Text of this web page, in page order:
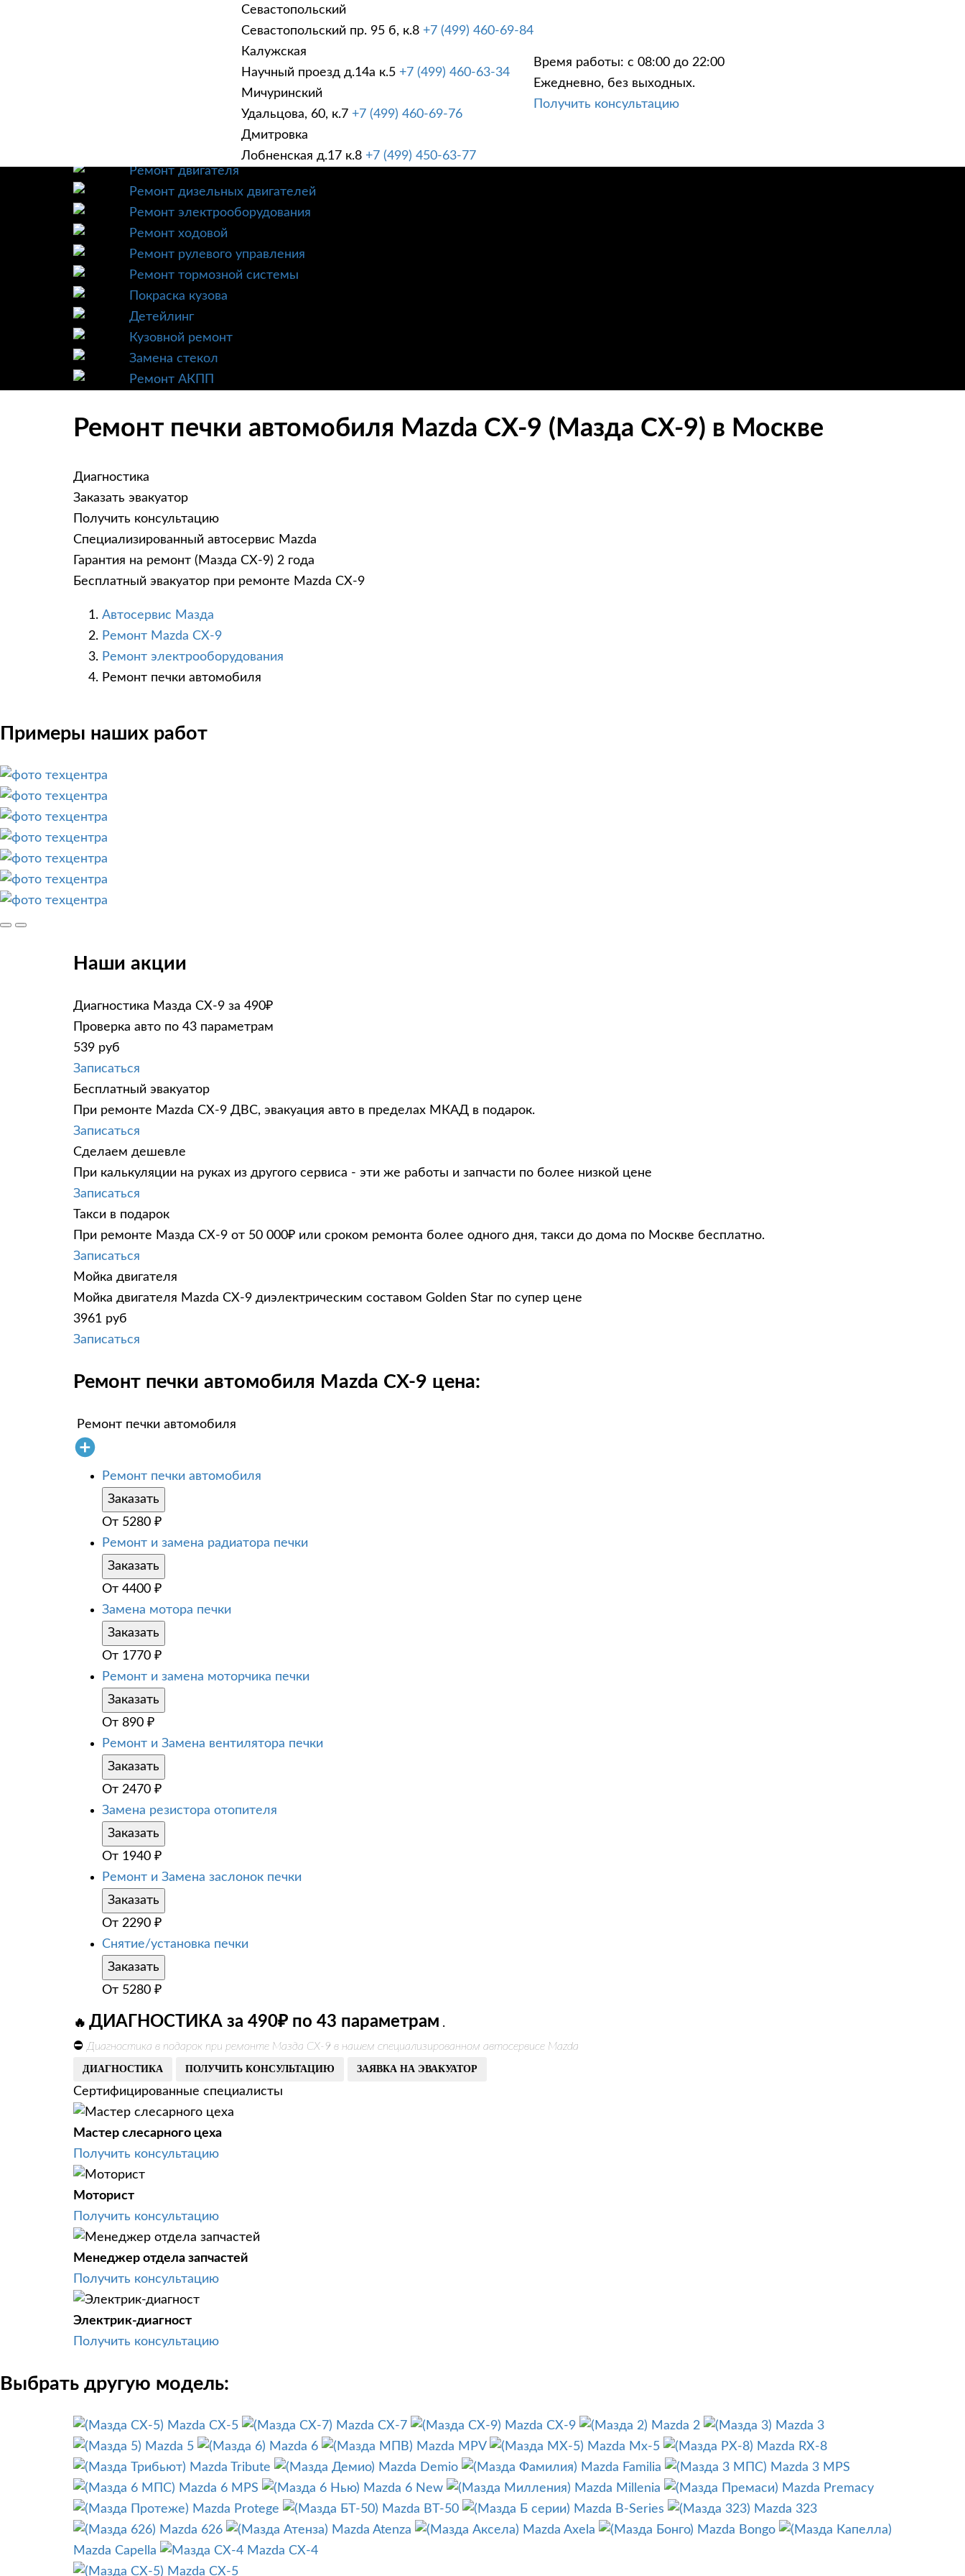
Севастопольский
Севастопольский пр. 95 б, к.8 +7 (499) 460-69-84
Калужская
Научный проезд д.14а к.5 +7 (499) 460-63-34
Мичуринский
Удальцова, 60, к.7 +7 (499) 460-69-76
Дмитровка
Лобненская д.17 к.8 +7 (499) 450-63-77
Время работы: с 08:00 до 22:00
Ежедневно, без выходных.
Получить консультацию
УСЛУГИ АКЦИИ
Техническое обслуживание
Ремонт трансмиссии
Ремонт двигателя
Ремонт дизельных двигателей
Ремонт электрооборудования
Ремонт ходовой
Ремонт рулевого управления
Ремонт тормозной системы
Покраска кузова
Детейлинг
Кузовной ремонт
Замена стекол
Ремонт АКПП
Ремонт печки автомобиля Mazda CX-9 (Мазда СХ-9) в Москве
Диагностика
Заказать эвакуатор
Получить консультацию
Специализированный автосервис Mazda
Гарантия на ремонт (Мазда СХ-9) 2 года
Бесплатный эвакуатор при ремонте Mazda CX-9
Автосервис Мазда
Ремонт Mazda CX-9
Ремонт электрооборудования
Ремонт печки автомобиля
Примеры наших работ
Наши акции
Диагностика Мазда СХ-9 за 490₽
Проверка авто по 43 параметрам
539 руб
Записаться
Бесплатный эвакуатор
При ремонте Mazda CX-9 ДВС, эвакуация авто в пределах МКАД в подарок.
Записаться
Сделаем дешевле
При калькуляции на руках из другого сервиса - эти же работы и запчасти по более низкой цене
Записаться
Такси в подарок
При ремонте Мазда СХ-9 от 50 000₽ или сроком ремонта более одного дня, такси до дома по Москве бесплатно.
Записаться
Мойка двигателя
Мойка двигателя Mazda CX-9 диэлектрическим составом Golden Star по супер цене
3961 руб
Записаться
Ремонт печки автомобиля Mazda CX-9 цена:
Ремонт печки автомобиля
Ремонт печки автомобиля
Заказать
От 5280 ₽
Ремонт и замена радиатора печки
Заказать
От 4400 ₽
Замена мотора печки
Заказать
От 1770 ₽
Ремонт и замена моторчика печки
Заказать
От 890 ₽
Ремонт и Замена вентилятора печки
Заказать
От 2470 ₽
Замена резистора отопителя
Заказать
От 1940 ₽
Ремонт и Замена заслонок печки
Заказать
От 2290 ₽
Снятие/установка печки
Заказать
От 5280 ₽
🔥 ДИАГНОСТИКА за 490₽ по 43 параметрам .
⛔ Диагностика в подарок при ремонте Мазда СХ-9 в нашем специализированном автосервисе Mazda
ДИАГНОСТИКА ПОЛУЧИТЬ КОНСУЛЬТАЦИЮ ЗАЯВКА НА ЭВАКУАТОР
Сертифицированные специалисты
Мастер слесарного цеха
Получить консультацию
Моторист
Получить консультацию
Менеджер отдела запчастей
Получить консультацию
Электрик-диагност
Получить консультацию
Выбрать другую модель:
Mazda CX-5 Mazda CX-7 Mazda CX-9 Mazda 2
Mazda 3
Mazda 5
Mazda 6 Mazda MPV Mazda Mx-5
Mazda RX-8
Mazda Tribute
Mazda Demio Mazda Familia
Mazda 3 MPS
Mazda 6 MPS
Mazda 6 New Mazda Millenia
Mazda Premacy
Mazda Protege
Mazda BT-50 Mazda B-Series
Mazda 323
Mazda 626
Mazda Atenza Mazda Axela
Mazda Bongo
Mazda Capella
Mazda CX-4
Mazda CX-5